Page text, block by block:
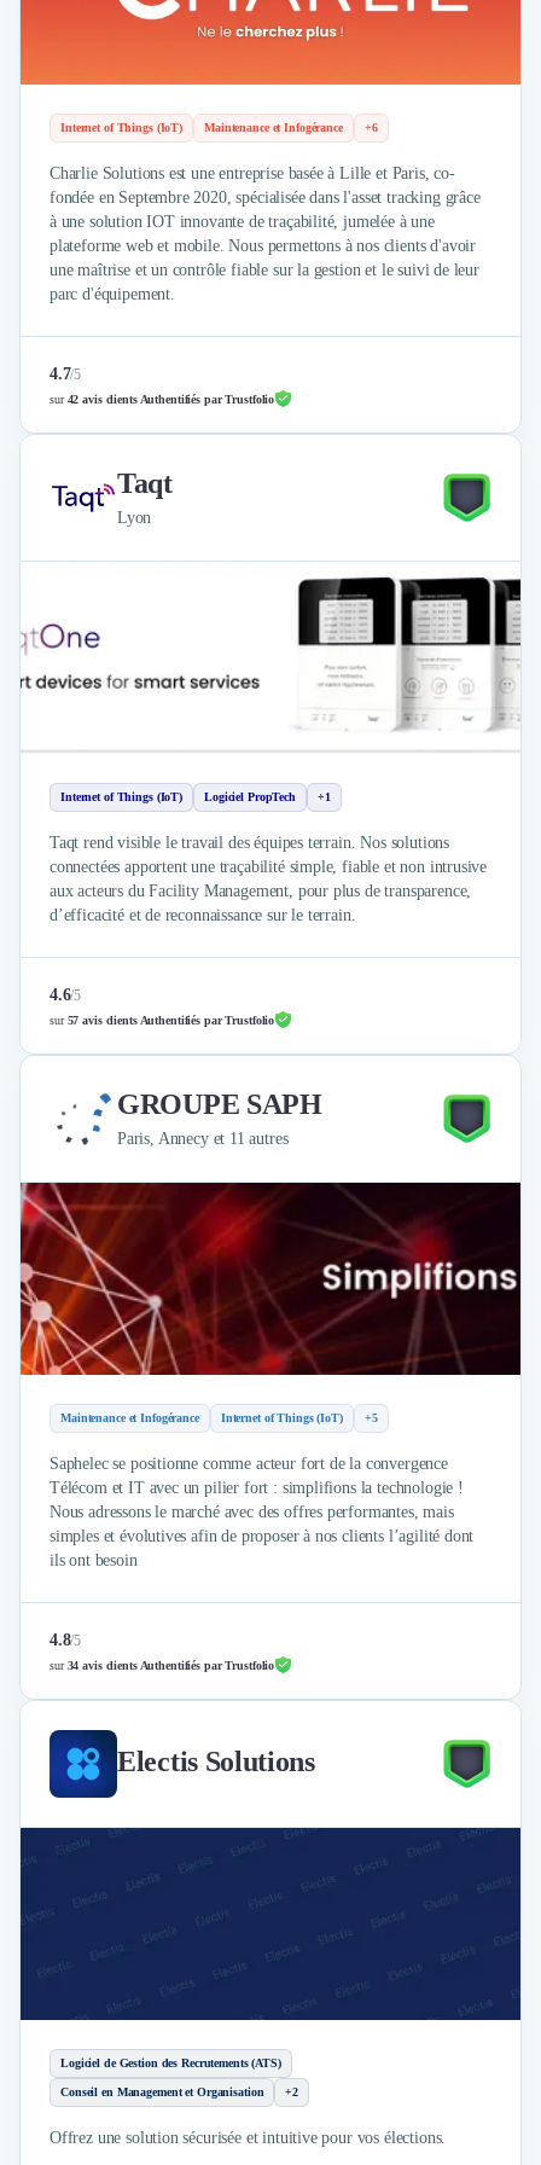
Externalisation Administrative
Direction Financière Externalisée (DAF)
Droit Commercial
Propriété Intellectuelle (IP/IT)
Banque
Gestion de trésorerie
Recouvrement
Financement de matériel ou équipement
UX & UI Design
Développement Web
Product Management
Internet of Things (IoT)
Design Industriel
Support Client
Téléphonie & Télécommunication
Chatbot
Recherche Utilisateur
Stratégie Digitale
Développement Logiciel
Création de Site Internet
Direction Artistique
Cybersécurité
Logiciel E-Commerce
Réalité Virtuelle (VR)
Bureaux d'Entreprise
Impression
Logistique
Traduction
Traiteur & Restauration
Conception & Aménagement de Bureaux
Sourcing et Imports
Office Management
Développement à l'international
Accélérateurs et incubateurs
Réhabilitation et maintenance
Gestion Immobilière
Logiciel PropTech
Désinfection & décontamination
Nettoyage & Ménage
Clubs & Réseaux Professionnels
Espaces de Coworking
Internet of Things (IoT) Maintenance et Infogérance +6
Charlie Solutions est une entreprise basée à Lille et Paris, co-
fondée en Septembre 2020, spécialisée dans l'asset tracking grâce
à une solution IOT innovante de traçabilité, jumelée à une
plateforme web et mobile. Nous permettons à nos clients d'avoir
une maîtrise et un contrôle fiable sur la gestion et le suivi de leur
parc d'équipement.
4.7/5
sur42 avis clients Authentifiés par Trustfolio
Taqt
Lyon
Internet of Things (IoT) Logiciel PropTech +1
Taqt rend visible le travail des équipes terrain. Nos solutions
connectées apportent une traçabilité simple, fiable et non intrusive
aux acteurs du Facility Management, pour plus de transparence,
d’efficacité et de reconnaissance sur le terrain.
4.6/5
sur57 avis clients Authentifiés par Trustfolio
GROUPE SAPH
Paris, Annecy et 11 autres
Maintenance et Infogérance Internet of Things (IoT) +5
Saphelec se positionne comme acteur fort de la convergence
Télécom et IT avec un pilier fort : simplifions la technologie !
Nous adressons le marché avec des offres performantes, mais
simples et évolutives afin de proposer à nos clients l’agilité dont
ils ont besoin
4.8/5
sur34 avis clients Authentifiés par Trustfolio
Electis Solutions
Logiciel de Gestion des Recrutements (ATS)
Conseil en Management et Organisation +2
Offrez une solution sécurisée et intuitive pour vos élections.